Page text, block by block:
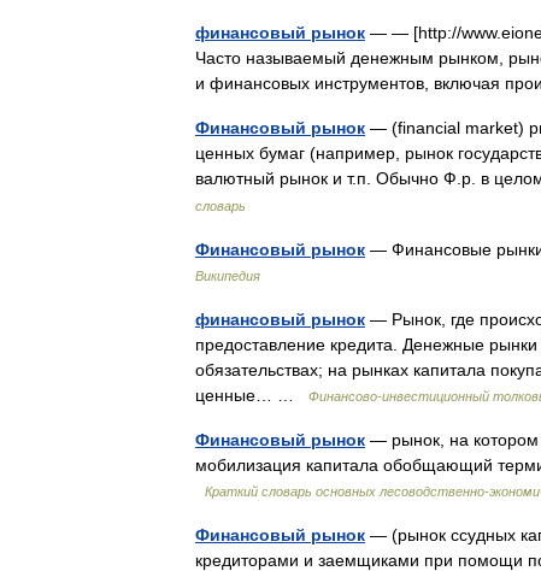
финансовый рынок — — [http://
Часто называемый денежным рынком,
и финансовых инструментов, включая
Финансовый рынок — (financial market)
ценных бумаг (например, рынок
валютный рынок и т.п. Обычно Ф.р. в
словарь
Финансовый рынок — Финансовые
Википедия
финансовый рынок — Рынок, где
предоставление кредита. Денежные
обязательствах; на рынках капитала
ценные… …
Финансово-инвестиционный
Финансовый рынок — рынок, на котором
мобилизация капитала обобщающий
Краткий словарь основных лесоводственно-
Финансовый рынок — (рынок ссудных
кредиторами и заемщиками при помощи